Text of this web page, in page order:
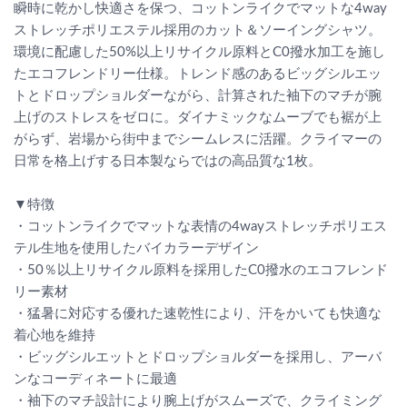
瞬時に乾かし快適さを保つ、コットンライクでマットな4way
ストレッチポリエステル採用のカット＆ソーイングシャツ。
環境に配慮した50%以上リサイクル原料とC0撥水加工を施し
たエコフレンドリー仕様。トレンド感のあるビッグシルエッ
トとドロップショルダーながら、計算された袖下のマチが腕
上げのストレスをゼロに。ダイナミックなムーブでも裾が上
がらず、岩場から街中までシームレスに活躍。クライマーの
日常を格上げする日本製ならではの高品質な1枚。
▼特徴
・コットンライクでマットな表情の4wayストレッチポリエス
テル生地を使用したバイカラーデザイン
・50％以上リサイクル原料を採用したC0撥水のエコフレンド
リー素材
・猛暑に対応する優れた速乾性により、汗をかいても快適な
着心地を維持
・ビッグシルエットとドロップショルダーを採用し、アーバ
ンなコーディネートに最適
・袖下のマチ設計により腕上げがスムーズで、クライミング